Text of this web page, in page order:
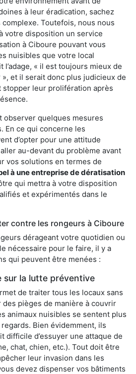
à leur éradication, sachez
Toutefois, nous nous
votre disposition un service
à Ciboure pouvant vous
nuisibles que votre local
l’adage, « il est toujours mieux de
et il serait donc plus judicieux de
stopper leur prolifération après
observer quelques mesures
En ce qui concerne les
d’opter pour une attitude
au-devant du problème avant
vos solutions en termes de
à une entreprise de dératisation
qui mettra à votre disposition
et expérimentés dans le
contre les rongeurs à Ciboure
dérageant votre quotidien ou
nécessaire pour le faire, il y a
qui peuvent être menées :
sur la lutte préventive
de traiter tous les locaux sans
pièges de manière à couvrir
animaux nuisibles se sentent plus
Bien évidemment, ils
difficile d’essuyer une attaque de
chat, chien, etc.). Tout doit être
leur invasion dans les
devez dispenser vos bâtiments